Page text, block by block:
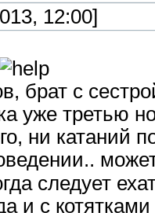
12:00]
брат с
уже третью
ни катаний
следует
и с